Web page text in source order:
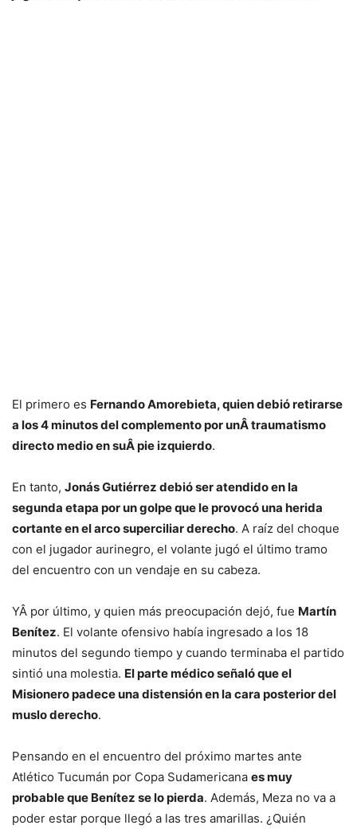
El primero es Fernando Amorebieta, quien debió retirarse
a los 4 minutos del complemento por unÂ traumatismo
directo medio en suÂ pie izquierdo.
En tanto, Jonás Gutiérrez debió ser atendido en la
segunda etapa por un golpe que le provocó una herida
cortante en el arco superciliar derecho. A raíz del choque
con el jugador aurinegro, el volante jugó el último tramo
del encuentro con un vendaje en su cabeza.
YÂ por último, y quien más preocupación dejó, fue Martín
Benítez. El volante ofensivo había ingresado a los 18
minutos del segundo tiempo y cuando terminaba el partido
sintió una molestia. El parte médico señaló que el
Misionero padece una distensión en la cara posterior del
muslo derecho.
Pensando en el encuentro del próximo martes ante
Atlético Tucumán por Copa Sudamericana es muy
probable que Benítez se lo pierda. Además, Meza no va a
poder estar porque llegó a las tres amarillas. ¿Quién